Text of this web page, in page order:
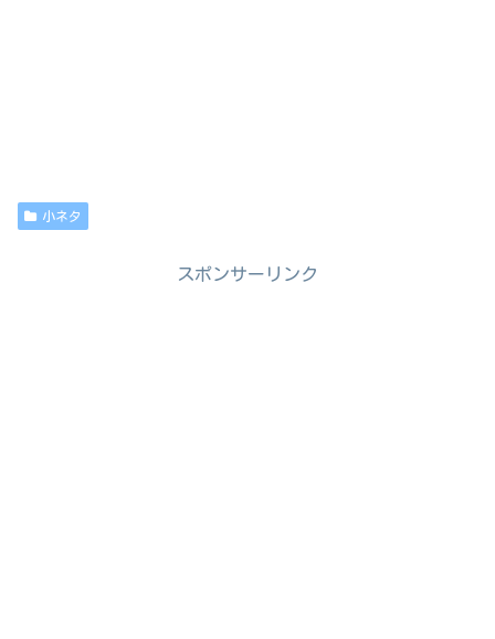
小ネタ
スポンサーリンク